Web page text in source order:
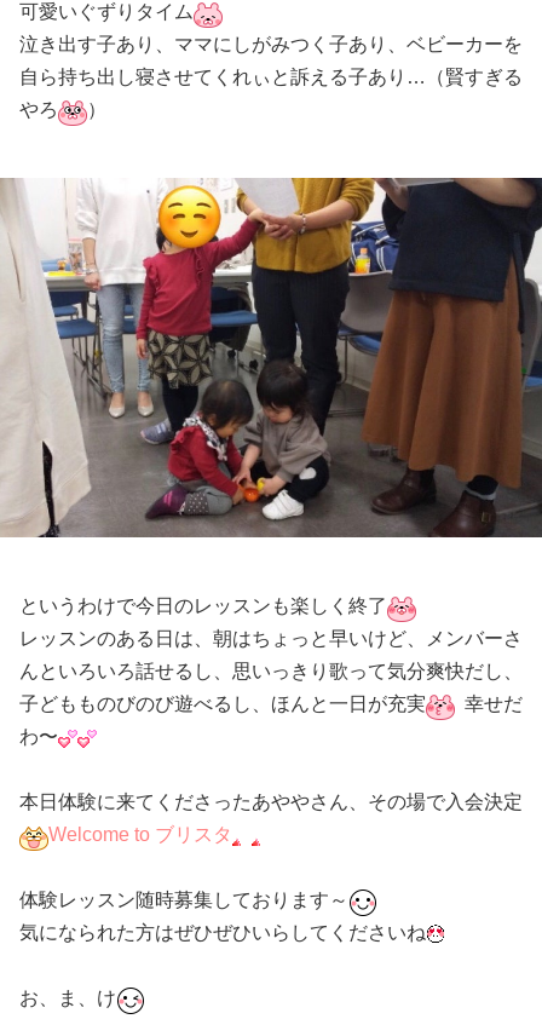
可愛いぐずりタイム
泣き出す子あり、ママにしがみつく子あり、ベビーカーを
自ら持ち出し寝させてくれぃと訴える子あり…（賢すぎる
やろ
）
というわけで今日のレッスンも楽しく終了
レッスンのある日は、朝はちょっと早いけど、メンバーさ
んといろいろ話せるし、思いっきり歌って気分爽快だし、
子どもものびのび遊べるし、ほんと一日が充実
幸せだ
わ〜
本日体験に来てくださったあややさん、その場で入会決定
Welcome to ブリスタ
体験レッスン随時募集しております～
気になられた方はぜひぜひいらしてくださいね
お、ま、け